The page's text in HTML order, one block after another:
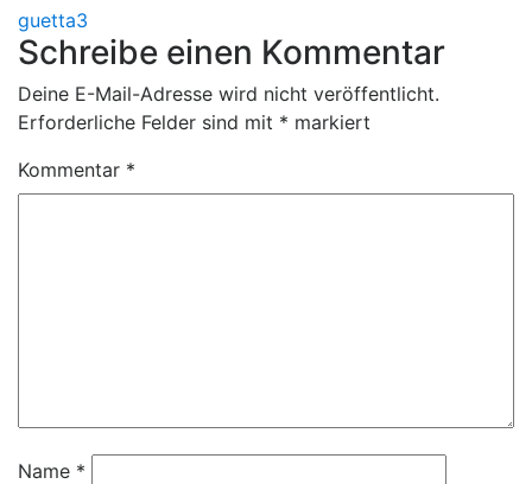
Beitragsnavigation
guetta3
Schreibe einen Kommentar
Deine E-Mail-Adresse wird nicht veröffentlicht.
Erforderliche Felder sind mit * markiert
Kommentar *
Name *